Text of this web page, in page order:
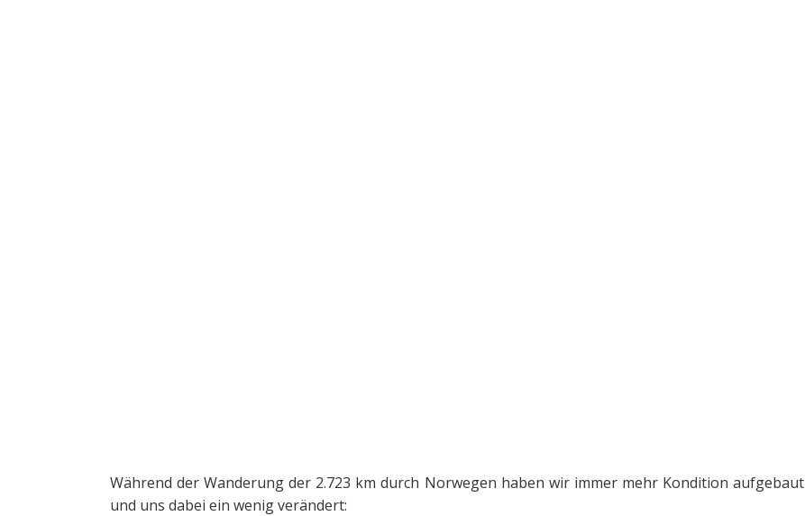
Während der Wanderung der 2.723 km durch Norwegen haben wir immer mehr Kondition aufgebaut
und uns dabei ein wenig verändert: